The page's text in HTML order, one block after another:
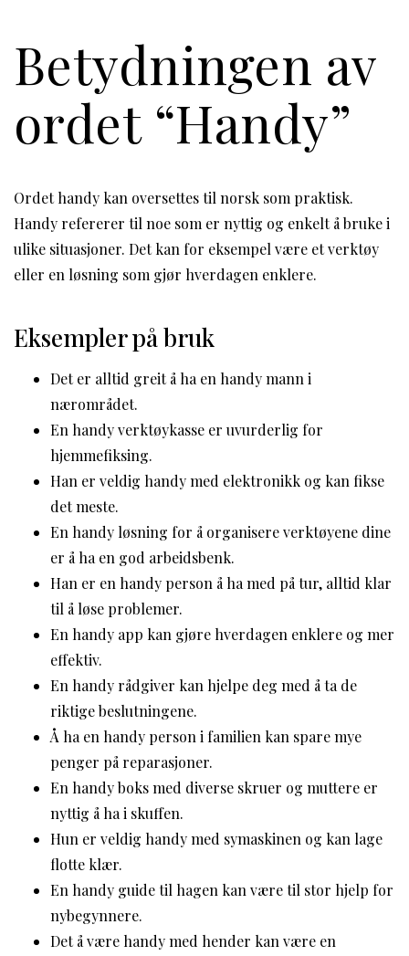
Betydningen av
ordet “Handy”
Ordet handy kan oversettes til norsk som praktisk.
Handy refererer til noe som er nyttig og enkelt å bruke i
ulike situasjoner. Det kan for eksempel være et verktøy
eller en løsning som gjør hverdagen enklere.
Eksempler på bruk
Det er alltid greit å ha en handy mann i
nærområdet.
En handy verktøykasse er uvurderlig for
hjemmefiksing.
Han er veldig handy med elektronikk og kan fikse
det meste.
En handy løsning for å organisere verktøyene dine
er å ha en god arbeidsbenk.
Han er en handy person å ha med på tur, alltid klar
til å løse problemer.
En handy app kan gjøre hverdagen enklere og mer
effektiv.
En handy rådgiver kan hjelpe deg med å ta de
riktige beslutningene.
Å ha en handy person i familien kan spare mye
penger på reparasjoner.
En handy boks med diverse skruer og muttere er
nyttig å ha i skuffen.
Hun er veldig handy med symaskinen og kan lage
flotte klær.
En handy guide til hagen kan være til stor hjelp for
nybegynnere.
Det å være handy med hender kan være en